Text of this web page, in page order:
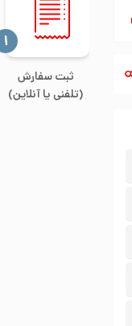
ثبت سفارش
(تلفنی یا آنلاین)
‍۱